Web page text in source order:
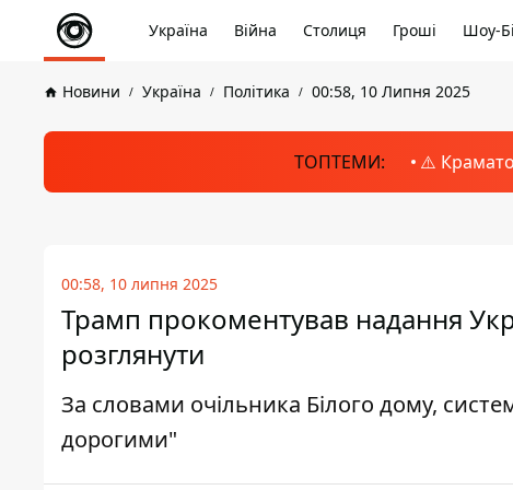
Україна Війна Столиця Гроші Шоу-
Новини Україна Політика 00:58, 10 Липня 2025
ТОПТЕМИ: ⚠️
00:58, 10 липня 2025
Трамп прокоментував надання
розглянути
За словами очільника Білого дому,
дорогими"